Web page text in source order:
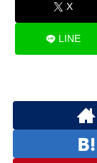
X
LINE